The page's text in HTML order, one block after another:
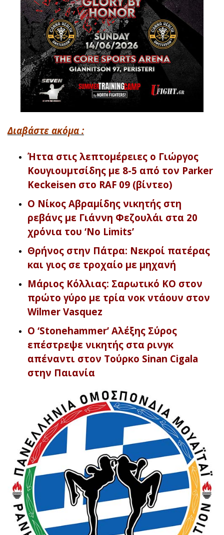
Διαβάστε ακόμα :
Ήττα στις λεπτομέρειες ο Γιώργος
Κουγιουμτσίδης με 8-5 από τον Parker
Keckeisen στο RAF 09 (βίντεο)
Ο Νίκος Αβραμίδης νικητής στη
ρεβάνς με Γιάννη Φεζουλάι στα 20
χρόνια του ‘No Limits’
Θρήνος στην Πάτρα: Νεκροί πατέρας
και γιος σε τροχαίο με μηχανή
Μάριος Κόλλιας: Σαρωτικό KO στον
πρώτο γύρο με τρία νοκ ντάουν στον
Wilmer Vasquez
O ‘Stonehammer’ Αλέξης Σύρος
επέστρεψε νικητής στα ρινγκ
απέναντι στον Τούρκο Sinan Cigala
στην Παιανία